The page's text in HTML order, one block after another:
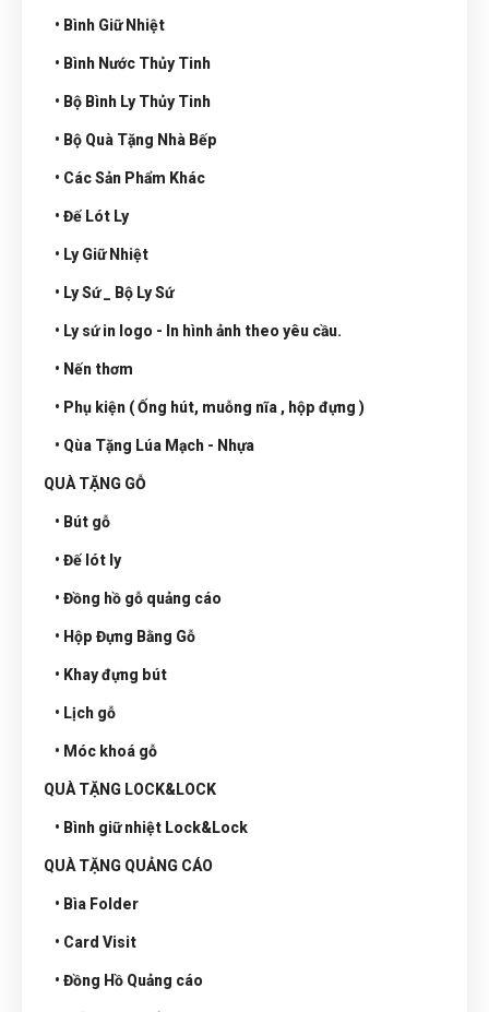
• Bình Giữ Nhiệt
• Bình Nước Thủy Tinh
• Bộ Bình Ly Thủy Tinh
• Bộ Quà Tặng Nhà Bếp
• Các Sản Phẩm Khác
• Đế Lót Ly
• Ly Giữ Nhiệt
• Ly Sứ _ Bộ Ly Sứ
• Ly sứ in logo - In hình ảnh theo yêu cầu.
• Nến thơm
• Phụ kiện ( Ống hút, muỗng nĩa , hộp đựng )
• Qùa Tặng Lúa Mạch - Nhựa
QUÀ TẶNG GỖ
• Bút gỗ
• Đế lót ly
• Đồng hồ gỗ quảng cáo
• Hộp Đựng Bằng Gỗ
• Khay đựng bút
• Lịch gỗ
• Móc khoá gỗ
QUÀ TẶNG LOCK&LOCK
• Bình giữ nhiệt Lock&Lock
QUÀ TẶNG QUẢNG CÁO
• Bìa Folder
• Card Visit
• Đồng Hồ Quảng cáo